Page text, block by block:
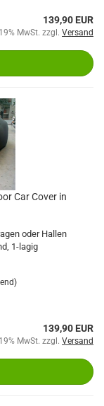
139,90 EUR
MwSt. zzgl. Versand
Car Cover in
oder Hallen
1-lagig
139,90 EUR
MwSt. zzgl. Versand